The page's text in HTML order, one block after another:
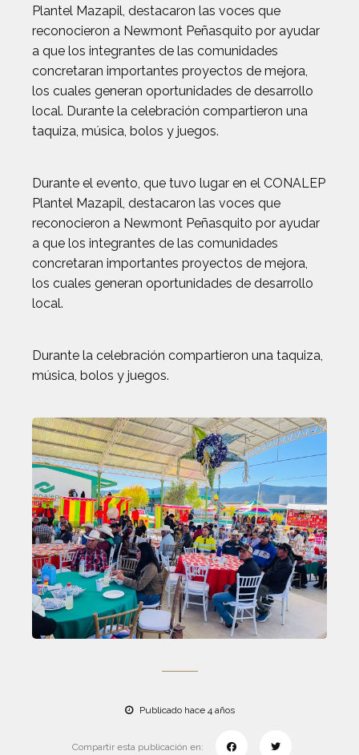
Plantel Mazapil, destacaron las voces que
reconocieron a Newmont Peñasquito por ayudar
a que los integrantes de las comunidades
concretaran importantes proyectos de mejora,
los cuales generan oportunidades de desarrollo
local. Durante la celebración compartieron una
taquiza, música, bolos y juegos.
Durante el evento, que tuvo lugar en el CONALEP
Plantel Mazapil, destacaron las voces que
reconocieron a Newmont Peñasquito por ayudar
a que los integrantes de las comunidades
concretaran importantes proyectos de mejora,
los cuales generan oportunidades de desarrollo
local.
Durante la celebración compartieron una taquiza,
música, bolos y juegos.
Publicado hace 4 años
Compartir esta publicación en: